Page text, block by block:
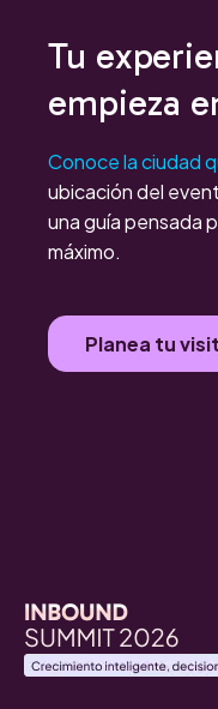
Tu
empieza
Conoce la ciudad
ubicación del
una guía pensada
máximo.
Planea tu